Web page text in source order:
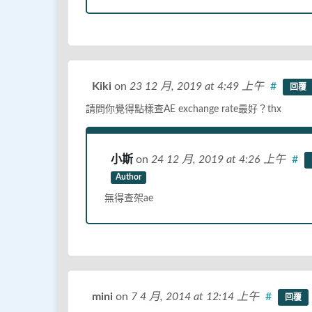
Kiki on 23 12 月, 2019 at 4:49 上午 # 回覆
請問你覺得點樣查AE exchange rate最好？thx
小斯 on 24 12 月, 2019 at 4:26 上午
Author
#
無得查架ae
mini on 7 4 月, 2014 at 12:14 上午 # 回覆